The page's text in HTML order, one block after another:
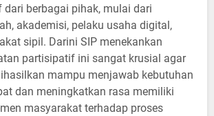
berbagai pihak, mulai dari
akademisi, pelaku usaha digital,
sipil. Darini SIP menekankan
partisipatif ini sangat krusial agar
mampu menjawab kebutuhan
dan meningkatkan rasa memiliki
masyarakat terhadap proses